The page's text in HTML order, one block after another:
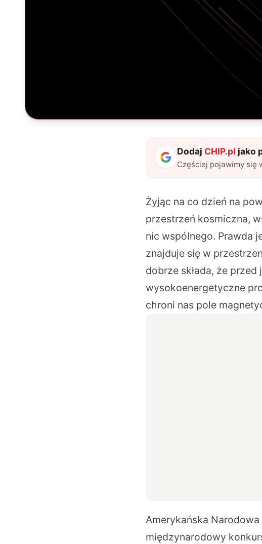
Dodaj CHIP.pl jako
Częściej pojawimy się
Żyjąc na co dzień na
przestrzeń kosmiczna,
nic wspólnego. Prawda
znajduje się w
dobrze składa, że
wysokoenergetyczne
chroni nas pole
Amerykańska
międzynarodowy